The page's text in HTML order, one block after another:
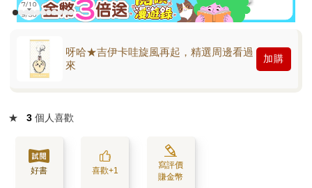
呀哈★吉伊卡哇旋風再起，精選周邊看過
來
加購
★ 3 個人喜歡
好書 喜歡+1
寫評價
賺金幣